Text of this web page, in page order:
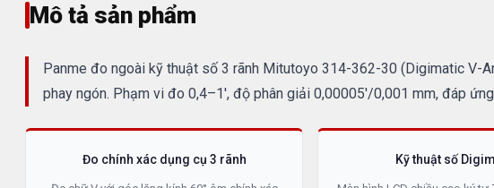
Mô tả sản phẩm
Panme đo ngoài kỹ thuật số 3 rãnh Mitutoyo 314-362-30 (Digimatic V-
phay ngón. Phạm vi đo 0,4–1', độ phân giải 0,00005'/0,001 mm, đáp
Đo chính xác dụng cụ 3 rãnh Kỹ thuật số